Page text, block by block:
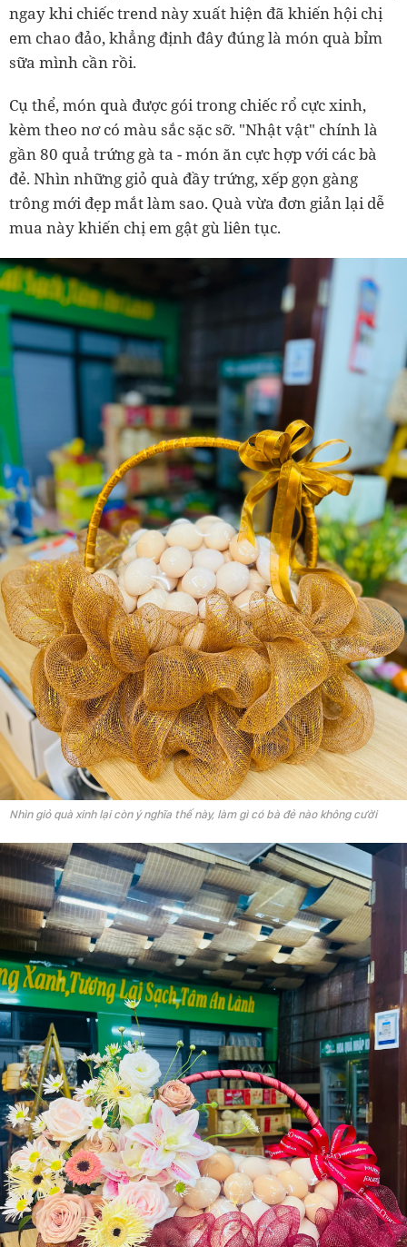
ngay khi chiếc trend này xuất hiện đã khiến hội chị
em chao đảo, khẳng định đây đúng là món quà bỉm
sữa mình cần rồi.
Cụ thể, món quà được gói trong chiếc rổ cực xinh,
kèm theo nơ có màu sắc sặc sỡ. "Nhật vật" chính là
gần 80 quả trứng gà ta - món ăn cực hợp với các bà
đẻ. Nhìn những giỏ quà đầy trứng, xếp gọn gàng
trông mới đẹp mắt làm sao. Quà vừa đơn giản lại dễ
mua này khiến chị em gật gù liên tục.
Nhìn giỏ quà xinh lại còn ý nghĩa thế này, làm gì có bà đẻ nào không cười